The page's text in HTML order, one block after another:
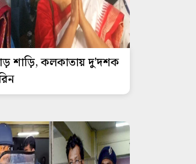
শাড়ি, কলকাতায় দু'দশক